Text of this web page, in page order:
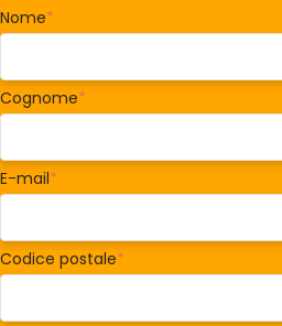
Nome*
Cognome*
E-mail*
Codice postale*